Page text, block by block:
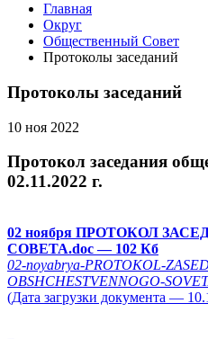
Главная
Округ
Общественный Совет
Протоколы заседаний
Протоколы заседаний
10 ноя 2022
Протокол заседания
02.11.2022 г.
02 ноября ПРОТОКОЛ
СОВЕТА.doc— 102 Кб
02-noyabrya-PROTOKOL-
OBSHCHESTVENNOGO-
(Дата загрузки документа —